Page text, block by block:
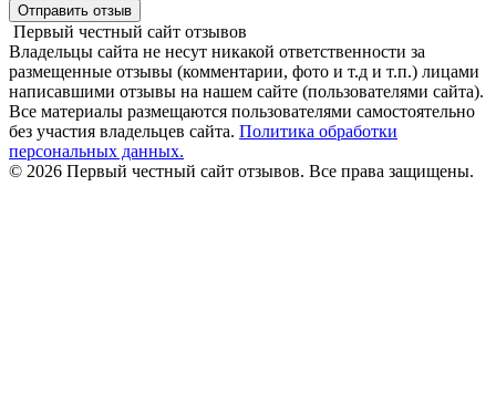
Отправить отзыв
Первый честный сайт отзывов
Владельцы сайта не несут никакой ответственности за
размещенные отзывы (комментарии, фото и т.д и т.п.) лицами
написавшими отзывы на нашем сайте (пользователями сайта).
Все материалы размещаются пользователями самостоятельно
без участия владельцев сайта. Политика обработки
персональных данных.
© 2026 Первый честный сайт отзывов. Все права защищены.